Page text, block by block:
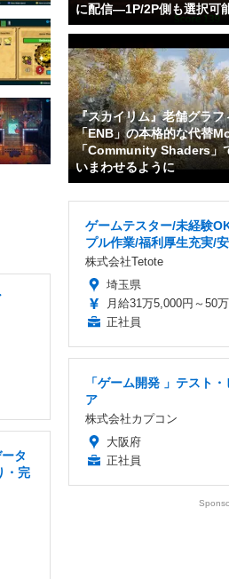
タ
・完
に配信―1P/2P側も選択可
『スカイリム』老舗グラフ
「ENB」の本格的な代替
「Community Shaders」
いまわせるように
ゲームテスター/未経験
プル作業/福利厚生充実/
株式会社Tetote
埼玉県
月給31万5,000円～50
正社員
「ゲーム開発 」テスト
ア
株式会社カプコン
大阪府
正社員